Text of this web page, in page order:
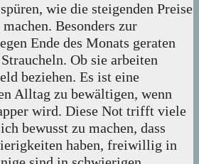
wie die steigenden Preise
Besonders zur
Ende des Monats geraten
Ob sie arbeiten
beziehen. Es ist eine
Alltag zu bewältigen, wenn
wird. Diese Not trifft viele
bewusst zu machen, dass
haben, freiwillig in